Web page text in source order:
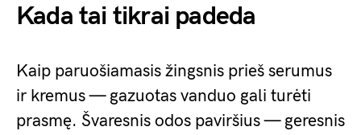
Kada tai tikrai padeda
Kaip paruošiamasis žingsnis prieš serumus
ir kremus — gazuotas vanduo gali turėti
prasmę. Švaresnis odos paviršius — geresnis